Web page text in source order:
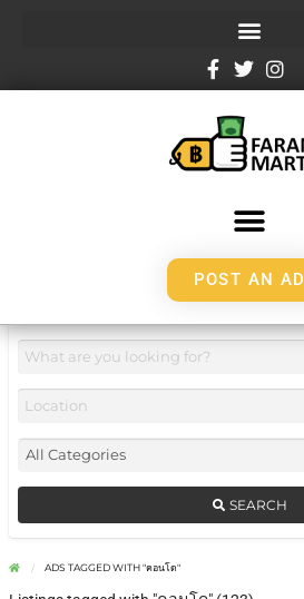
POST AN AD
SEARCH
ADS TAGGED WITH "คอนโด"